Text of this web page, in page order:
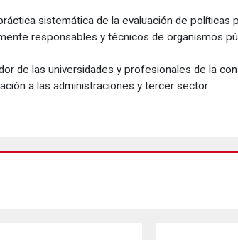
sistemática de la evaluación de políticas
responsables y técnicos de organismos
de las universidades y profesionales de la
a las administraciones y tercer sector.